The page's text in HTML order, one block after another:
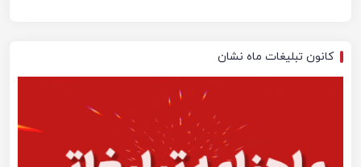
کانون تبلیغات ماه نشان